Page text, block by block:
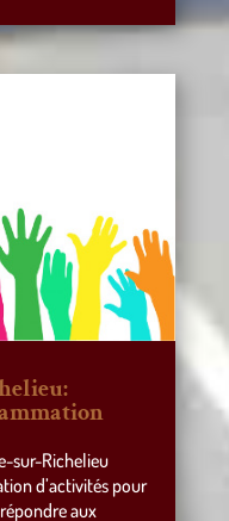
sur-Richelieu
d’activités pour
aux